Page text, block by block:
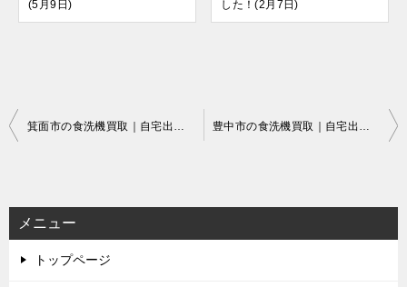
(5月9日) した！(2月7日)
投
ビ
ゲ
ー
箕面市の食洗機買取｜自宅出張でラクラク即現金 豊中市の食洗機買取｜自宅出張でラクラク即現金
メニュー
トップページ